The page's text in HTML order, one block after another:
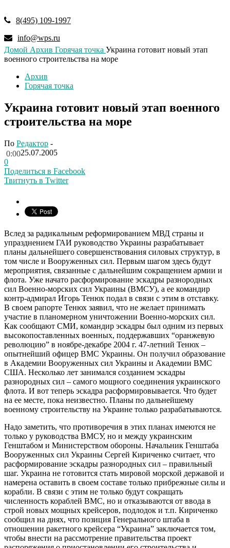
8(495) 109-1997
info@wps.ru
Домой Архив Горячая точка Украина готовит новый этап
военного строительства на море
Архив
Горячая точка
Украина готовит новый этап военного
строительства на море
По Редактор -
25.07.2005
0:00
0
Поделиться в Facebook
Твитнуть в Twitter
Вслед за радикальным реформированием МВД страны и
упразднением ГАИ руководство Украины разрабатывает
планы дальнейшего совершенствования силовых структур, в
том числе и Вооруженных сил. Первым шагом здесь будут
мероприятия, связанные с дальнейшим сокращением армии и
флота. Уже начато расформирование эскадры разнородных
сил Военно-морских сил Украины (ВМСУ), а ее командир
контр-адмирал Игорь Тенюх подал в связи с этим в отставку.
В своем рапорте Тенюх заявил, что не желает принимать
участие в планомерном уничтожении Военно-морских сил.
Как сообщают СМИ, командир эскадры был одним из первых
высокопоставленных военных, поддержавших “оранжевую
революцию” в ноябре-декабре 2004 г. 47-летний Тенюх –
опытнейший офицер ВМС Украины. Он получил образование
в Академии Вооруженных сил Украины и Академии ВМС
США. Несколько лет занимался созданием эскадры
разнородных сил – самого мощного соединения украинского
флота. И вот теперь эскадра расформировывается. Что будет
на ее месте, пока неизвестно. Планы по дальнейшему
военному строительству на Украине только разрабатываются.
Надо заметить, что противоречия в этих планах имеются не
только у руководства ВМСУ, но и между украинским
Генштабом и Министерством обороны. Начальник Генштаба
Вооруженных сил Украины Сергей Кириченко считает, что
расформирование эскадры разнородных сил – правильный
шаг. Украина не готовится стать мировой морской державой и
намерена оставить в своем составе только прибрежные силы и
корабли. В связи с этим не только будут сокращать
численность кораблей ВМС, но и отказываются от ввода в
строй новых мощных крейсеров, подлодок и т.п. Кириченко
сообщил на днях, что позиция Генерального штаба в
отношении ракетного крейсера “Украина” заключается том,
чтобы внести на рассмотрение правительства проект